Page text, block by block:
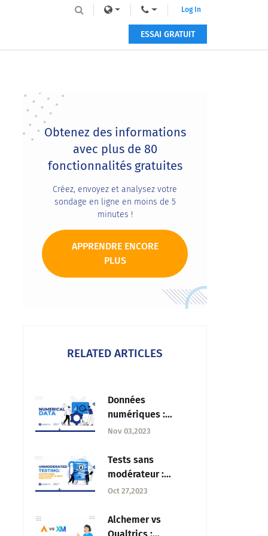
Log In
ESSAI GRATUIT
Primary
Sidebar
Obtenez des informations
avec plus de 80
fonctionnalités gratuites
Créez, envoyez et analysez votre
sondage en ligne en moins de 5
minutes !
APPRENDRE ENCORE
PLUS
RELATED ARTICLES
Données
numériques :
Qu'est-ce que c'est,
types et exemples
Nov 03,2023
Tests sans
modérateur :
Avantages, défis et
pratiques
Oct 27,2023
Alchemer vs